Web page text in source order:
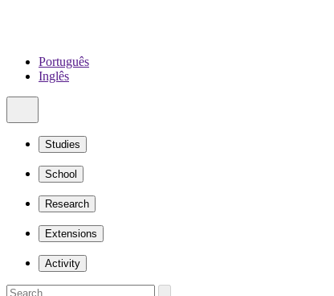
Português
Inglês
Studies
School
Research
Extensions
Activity